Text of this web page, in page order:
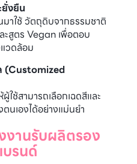
งยืน
าใช้ วัตถุดิบจากธรรมชาติ
ะสูตร Vegan เพื่อตอบ
วดล้อม
(Customized
ผู้ใช้สามารถเลือกเฉดสีและ
นเองได้อย่างแม่นยำ
งานรับผลิตรอง
รนด์